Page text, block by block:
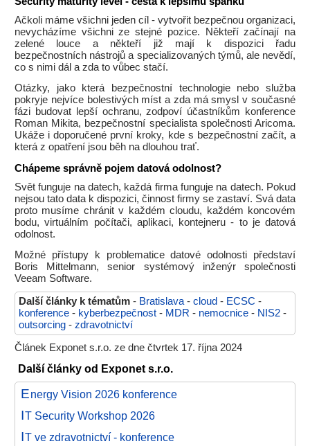
Ačkoli máme všichni jeden cíl - vytvořit bezpečnou organizaci,
nevycházíme všichni ze stejné pozice. Někteří začínají na
zelené louce a někteří již mají k dispozici řadu
bezpečnostních nástrojů a specializovaných týmů, ale nevědí,
co s nimi dál a zda to vůbec stačí.
Otázky, jako která bezpečnostní technologie nebo služba
pokryje nejvíce bolestivých míst a zda má smysl v současné
fázi budovat lepší ochranu, zodpoví účastníkům konference
Roman Mikita, bezpečnostní specialista společnosti Aricoma.
Ukáže i doporučené první kroky, kde s bezpečnostní začít, a
která z opatření jsou běh na dlouhou trať.
Chápeme správně pojem datová odolnost?
Svět funguje na datech, každá firma funguje na datech. Pokud
nejsou tato data k dispozici, činnost firmy se zastaví. Svá data
proto musíme chránit v každém cloudu, každém koncovém
bodu, virtuálním počítači, aplikaci, kontejneru - to je datová
odolnost.
Možné přístupy k problematice datové odolnosti představí
Boris Mittelmann, senior systémový inženýr společnosti
Veeam Software.
Další články k tématům - Bratislava - cloud - ECSC -
konference - kyberbezpečnost - MDR - nemocnice - NIS2 -
outsorcing - zdravotnictví
Článek Exponet s.r.o. ze dne čtvrtek 17. října 2024
Další články od Exponet s.r.o.
Energy Vision 2026 konference
IT Security Workshop 2026
IT ve zdravotnictví - konference